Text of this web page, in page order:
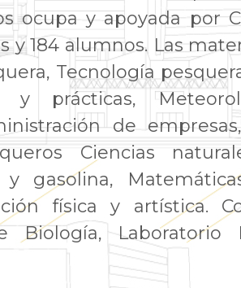
ocupa y apoyada por
y 184 alumnos. Las
Tecnología
y prácticas,
de
Ciencias
gasolina,
física y artística.
Biología,